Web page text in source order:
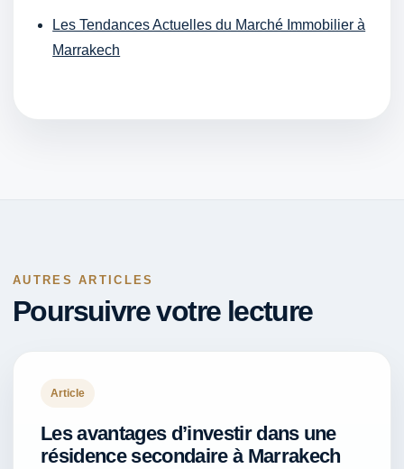
Les Tendances Actuelles du Marché Immobilier à
Marrakech
AUTRES ARTICLES
Poursuivre votre lecture
Article
Les avantages d’investir dans une
résidence secondaire à Marrakech